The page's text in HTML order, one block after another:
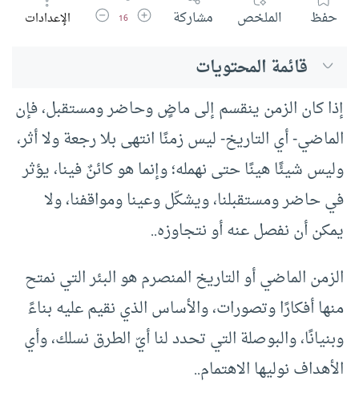
حفظ الملخص مشاركة زيادة حجم الخط
16 تقليل حجم الخط
الإعدادات
قائمة المحتويات
إذا كان الزمن ينقسم إلى ماضٍ وحاضر ومستقبل، فإن
الماضي- أي التاريخ- ليس زمنًا انتهى بلا رجعة ولا أثر،
وليس شيئًا هينًا حتى نهمله؛ وإنما هو كائنٌ فينا، يؤثر
في حاضر ومستقبلنا، ويشكّل وعينا ومواقفنا، ولا
يمكن أن نفصل عنه أو نتجاوزه..
الزمن الماضي أو التاريخ المنصرم هو البئر التي نمتح
منها أفكارًا وتصورات، والأساس الذي نقيم عليه بناءً
وبنيانًا، والبوصلة التي تحدد لنا أيّ الطرق نسلك، وأي
الأهداف نوليها الاهتمام..